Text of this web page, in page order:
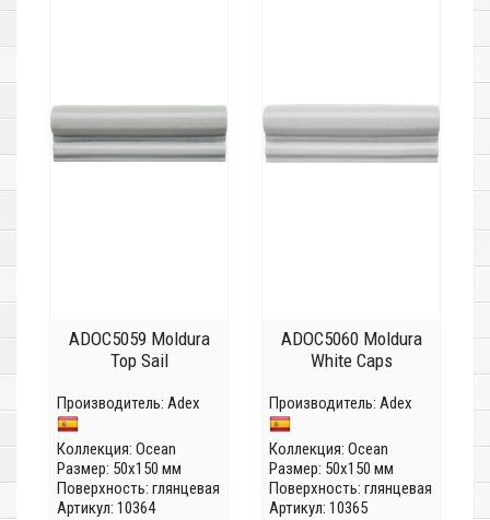
ADOC5059 Moldura
Top Sail
Производитель: Adex
Коллекция: Ocean
Размер: 50x150 мм
Поверхность: глянцевая
Артикул: 10364
ADOC5060 Moldura
White Caps
Производитель: Adex
Коллекция: Ocean
Размер: 50x150 мм
Поверхность: глянцевая
Артикул: 10365